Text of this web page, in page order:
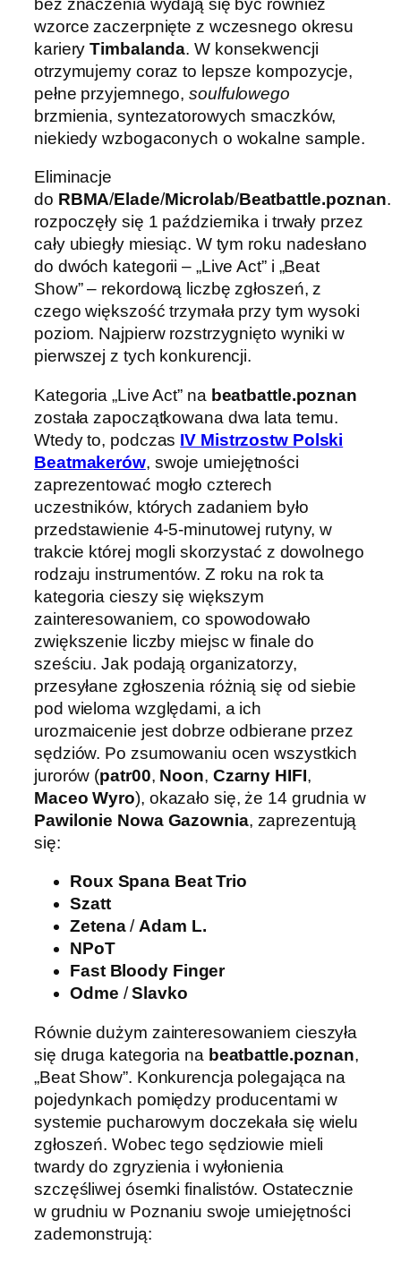
bez znaczenia wydają się być również
wzorce zaczerpnięte z wczesnego okresu
karieryTimbalanda. W konsekwencji
otrzymujemy coraz to lepsze kompozycje,
pełne przyjemnego,soulfulowego
brzmienia, syntezatorowych smaczków,
niekiedy wzbogaconych o wokalne sample.
Eliminacje
do RBMA/Elade/Microlab/Beatbattle.poznan.
rozpoczęły się 1 października i trwały przez
cały ubiegły miesiąc. W tym roku nadesłano
do dwóch kategorii – „Live Act” i „Beat
Show” – rekordową liczbę zgłoszeń, z
czego większość trzymała przy tym wysoki
poziom. Najpierw rozstrzygnięto wyniki w
pierwszej z tych konkurencji.
Kategoria „Live Act” na beatbattle.poznan
została zapoczątkowana dwa lata temu.
Wtedy to, podczas IV Mistrzostw Polski
Beatmakerów, swoje umiejętności
zaprezentować mogło czterech
uczestników, których zadaniem było
przedstawienie 4-5-minutowej rutyny, w
trakcie której mogli skorzystać z dowolnego
rodzaju instrumentów. Z roku na rok ta
kategoria cieszy się większym
zainteresowaniem, co spowodowało
zwiększenie liczby miejsc w finale do
sześciu. Jak podają organizatorzy,
przesyłane zgłoszenia różnią się od siebie
pod wieloma względami, a ich
urozmaicenie jest dobrze odbierane przez
sędziów. Po zsumowaniu ocen wszystkich
jurorów (patr00, Noon, Czarny HIFI,
Maceo Wyro), okazało się, że 14 grudnia w
Pawilonie Nowa Gazownia, zaprezentują
się:
Roux Spana Beat Trio
Szatt
Zetena/Adam L.
NPoT
Fast Bloody Finger
Odme /Slavko
Równie dużym zainteresowaniem cieszyła
się druga kategoria na beatbattle.poznan,
„Beat Show”. Konkurencja polegająca na
pojedynkach pomiędzy producentami w
systemie pucharowym doczekała się wielu
zgłoszeń. Wobec tego sędziowie mieli
twardy do zgryzienia i wyłonienia
szczęśliwej ósemki finalistów. Ostatecznie
w grudniu w Poznaniu swoje umiejętności
zademonstrują: